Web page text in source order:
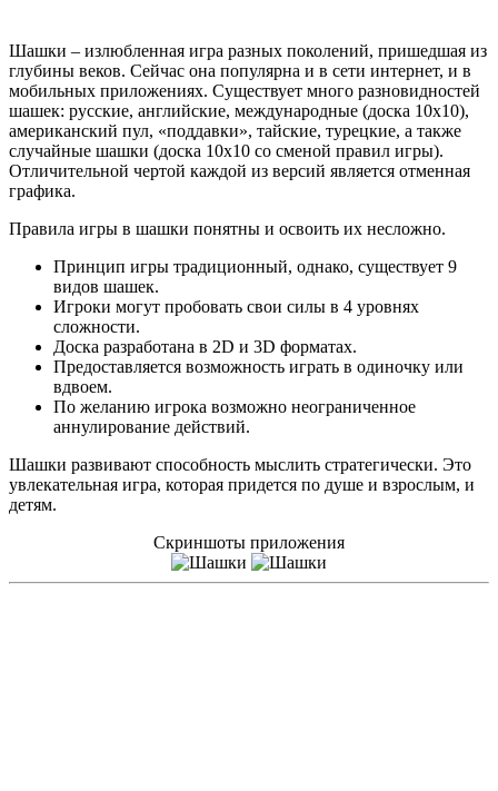
Шашки – излюбленная игра разных поколений, пришедшая из
глубины веков. Сейчас она популярна и в сети интернет, и в
мобильных приложениях. Существует много разновидностей
шашек: русские, английские, международные (доска 10х10),
американский пул, «поддавки», тайские, турецкие, а также
случайные шашки (доска 10х10 со сменой правил игры).
Отличительной чертой каждой из версий является отменная
графика.
Правила игры в шашки понятны и освоить их несложно.
Принцип игры традиционный, однако, существует 9
видов шашек.
Игроки могут пробовать свои силы в 4 уровнях
сложности.
Доска разработана в 2D и 3D форматах.
Предоставляется возможность играть в одиночку или
вдвоем.
По желанию игрока возможно неограниченное
аннулирование действий.
Шашки развивают способность мыслить стратегически. Это
увлекательная игра, которая придется по душе и взрослым, и
детям.
Скриншоты приложения